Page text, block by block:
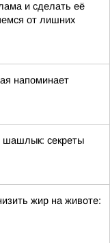
и сделать её
от лишних
напоминает
шашлык: секреты
жир на животе: